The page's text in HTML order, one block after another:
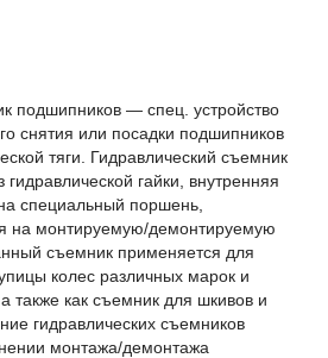
подшипников ― спец. устройство
снятия или посадки подшипников
тяги. Гидравлический съемник
гайки, внутренняя
специальный поршень,
на монтируемую/демонтируемую
съемник применяется для
колес различных марок и
также как съемник для шкивов и
гидравлических съемников
монтажа/демонтажа